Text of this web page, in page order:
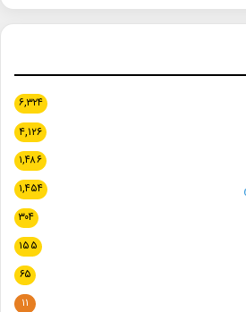
۶,۳۲۴
۴,۱۲۶
۱,۴۸۶
۱,۴۵۴
۳۰۴
۱۵۵
۶۵
۱۱